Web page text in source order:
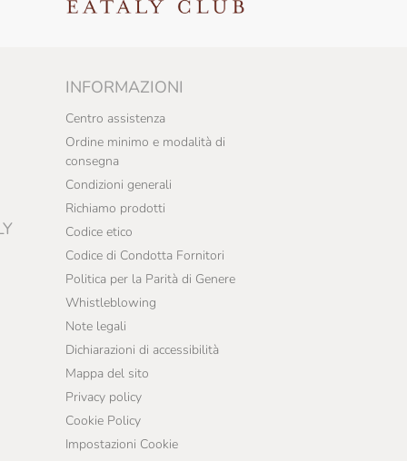
INFORMAZIONI
Centro assistenza
Ordine minimo e modalità di
consegna
Condizioni generali
Richiamo prodotti
Codice etico
Codice di Condotta Fornitori
Politica per la Parità di Genere
Whistleblowing
Note legali
Dichiarazioni di accessibilità
Mappa del sito
Privacy policy
Cookie Policy
Impostazioni Cookie